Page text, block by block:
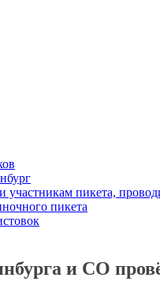
участникам пикета,
пикета
и СО